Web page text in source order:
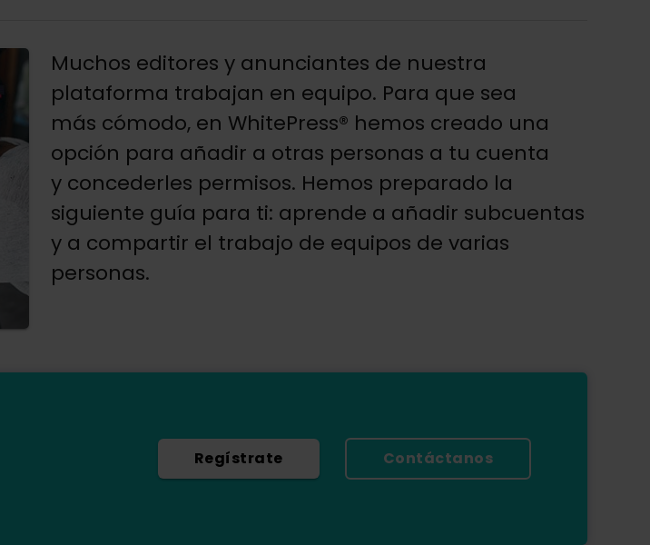
Muchos editores y anunciantes de nuestra
plataforma trabajan en equipo. Para que sea
más cómodo, en WhitePress® hemos creado una
opción para añadir a otras personas a tu cuenta
y concederles permisos. Hemos preparado la
siguiente guía para ti: aprende a añadir subcuentas
y a compartir el trabajo de equipos de varias
personas.
Regístrate Contáctanos